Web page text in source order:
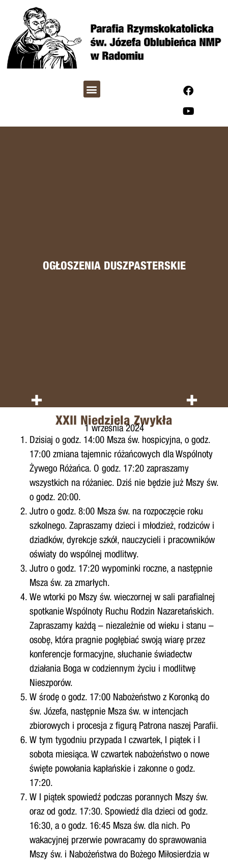
+
OGŁOSZENIA DUSZPASTERSKIE
+
XXII Niedziela Zwykła
1 września 2024
Dzisiaj o godz. 14:00 Msza św. hospicyjna, o godz.
17:00 zmiana tajemnic różańcowych dla Wspólnoty
Żywego Różańca. O godz. 17:20 zapraszamy
wszystkich na różaniec. Dziś nie będzie już Mszy św.
o godz. 20:00.
Jutro o godz. 8:00 Msza św. na rozpoczęcie roku
szkolnego. Zapraszamy dzieci i młodzież, rodziców i
dziadków, dyrekcje szkół, nauczycieli i pracowników
oświaty do wspólnej modlitwy.
Jutro o godz. 17:20 wypominki roczne, a następnie
Msza św. za zmarłych.
We wtorki po Mszy św. wieczornej w sali parafialnej
spotkanie Wspólnoty Ruchu Rodzin Nazaretańskich.
Zapraszamy każdą – niezależnie od wieku i stanu –
osobę, która pragnie pogłębiać swoją wiarę przez
konferencje formacyjne, słuchanie świadectw
działania Boga w codziennym życiu i modlitwę
Nieszporów.
W środę o godz. 17:00 Nabożeństwo z Koronką do
św. Józefa, następnie Msza św. w intencjach
zbiorowych i procesja z figurą Patrona naszej Parafii.
W tym tygodniu przypada I czwartek, I piątek i I
sobota miesiąca. W czwartek nabożeństwo o nowe
święte powołania kapłańskie i zakonne o godz.
17:20.
W I piątek spowiedź podczas porannych Mszy św.
oraz od godz. 17:30. Spowiedź dla dzieci od godz.
16:30, a o godz. 16:45 Msza św. dla nich. Po
wakacyjnej przerwie powracamy do sprawowania
Mszy św. i Nabożeństwa do Bożego Miłosierdzia w